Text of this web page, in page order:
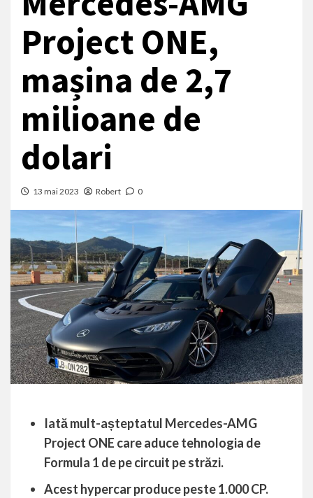
Project ONE,
mașina de 2,7
milioane de
dolari
13 mai 2023 Robert 0
Iată mult-așteptatul Mercedes-AMG
Project ONE care aduce tehnologia de
Formula 1 de pe circuit pe străzi.
Acest hypercar produce peste 1.000 CP.